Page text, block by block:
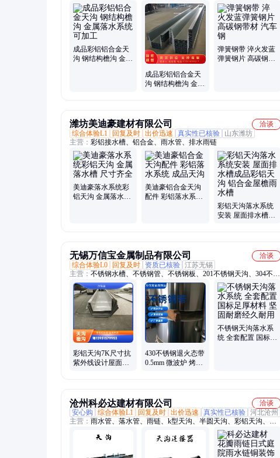
套管、镀锌水泵管、Z型钢、烤蓝打包带、镀锌带钢、镀锌钢格板、
玻璃棉毡、钢轨、热镀锌卷、钢轨压板、马钢彩涂卷、彩钢板、螺旋
打井管、螺旋地桩、建筑预埋桩、河道钢板桩、C型钢、楼承板、高
压合金管
成品彩铝铝合金天
沟 钢结构檐沟 金属
成品彩铝铝合金天
沟 钢结构檐沟 金属
弹簧钢带 淬火发蓝
弹簧钢片 高碳钢带
潍坊美迪豪建材有限公司
洽谈
综合体验L1
回复及时 出价迅速 真实性已核验
山东潍坊
主营： 彩铝接水槽、铝合金、雨水管、排水雨链
美迪豪落水系统彩
铝天沟 金属落水槽
美迪豪铝合金天沟
配件 彩铝落水系统
彩铝天沟落水系统
安装 屋面排水槽成
无锡万信宝金属制品有限公司
洽谈
综合体验L0
回复及时 资质已核验 江苏无锡
主营： 不锈钢水槽、不锈钢管、不锈钢板、201不锈钢天沟、304不锈
钢天沟、430不锈钢天沟、不锈钢天沟、不锈钢天沟水槽、304D不锈
钢天沟、不锈钢角钢、不锈钢棒
彩铝天沟7K尺寸抗
紫外线设计屋面排
430不锈钢退火态带
0.5mm 微波炉 烤箱
不锈钢天沟落水系
统 全套配置 国标足
沧州科必达建材有限公司
洽谈
安心购
综合体验L1 回复及时 出价迅速 真实性已核验 河北沧州
主营： 雨水管、落水管、雨链、k型天沟、半圆天沟、彩铝天沟、烟